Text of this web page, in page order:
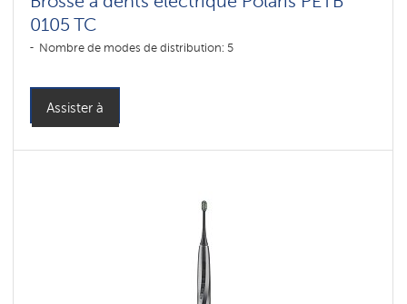
0105 TC
Nombre de modes de distribution: 5
Assister à